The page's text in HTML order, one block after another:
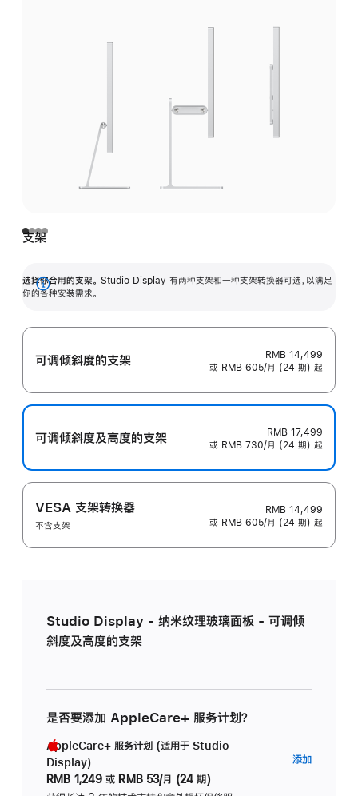
支架
选择你合用的支架。 Studio Display 有两种支架和一种支架转换器可选，以满足
你的各种安装需求。
展
可调倾斜度的支架
RMB 14,499
或 RMB 605/月 (24 期) 起
可调倾斜度及高‍度的支‍架
RMB 17,499
或 RMB 730/月 (24 期) 起
VESA 支架转换器
不含支架
RMB 14,499
或 RMB 605/月 (24 期) 起
Studio Display - 纳米纹理玻璃面板 - 可调倾
斜度及高度的支架
是否要添加 AppleCare+ 服务计划？
AppleCare+ 服务计划 (适用于 Studio
Display)
RMB 1,249 或 RMB 53/月 (24 期)
添加